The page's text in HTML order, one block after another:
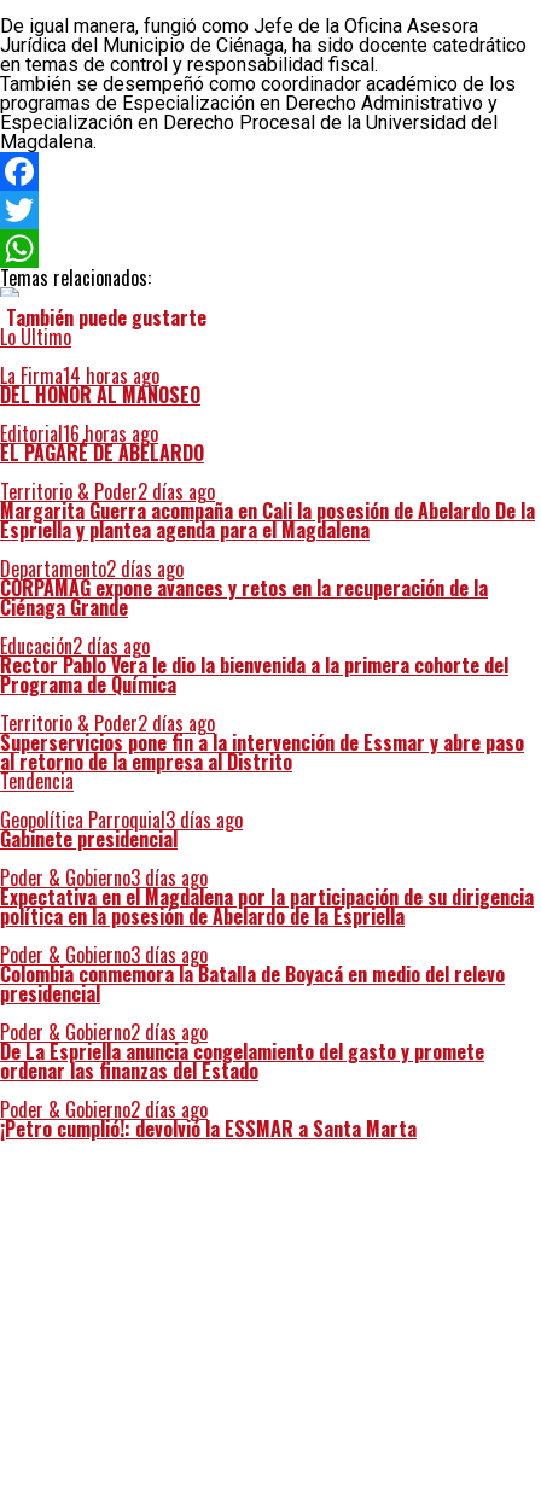
De igual manera, fungió como Jefe de la Oficina Asesora
Jurídica del Municipio de Ciénaga, ha sido docente catedrático
en temas de control y responsabilidad fiscal.
También se desempeñó como coordinador académico de los
programas de Especialización en Derecho Administrativo y
Especialización en Derecho Procesal de la Universidad del
Magdalena.
Facebook
Twitter
WhatsApp
Temas relacionados:
También puede gustarte
Lo Último
La Firma14 horas ago
DEL HONOR AL MANOSEO
Editorial16 horas ago
EL PAGARÉ DE ABELARDO
Territorio & Poder2 días ago
Margarita Guerra acompaña en Cali la posesión de Abelardo De la
Espriella y plantea agenda para el Magdalena
Departamento2 días ago
CORPAMAG expone avances y retos en la recuperación de la
Ciénaga Grande
Educación2 días ago
Rector Pablo Vera le dio la bienvenida a la primera cohorte del
Programa de Química
Territorio & Poder2 días ago
Superservicios pone fin a la intervención de Essmar y abre paso
al retorno de la empresa al Distrito
Tendencia
Geopolítica Parroquial3 días ago
Gabinete presidencial
Poder & Gobierno3 días ago
Expectativa en el Magdalena por la participación de su dirigencia
política en la posesión de Abelardo de la Espriella
Poder & Gobierno3 días ago
Colombia conmemora la Batalla de Boyacá en medio del relevo
presidencial
Poder & Gobierno2 días ago
De La Espriella anuncia congelamiento del gasto y promete
ordenar las finanzas del Estado
Poder & Gobierno2 días ago
¡Petro cumplió!: devolvió la ESSMAR a Santa Marta